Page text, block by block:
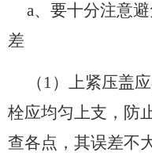
a、要十分注意
差
（1）上紧压盖
栓应均匀上支，防
查各点，其误差不